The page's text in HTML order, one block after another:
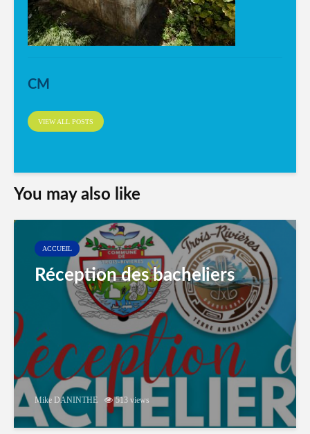
CM
VIEW ALL POSTS
You may also like
ACCUEIL
Réception des bacheliers
Mike DANINTHE 513 views